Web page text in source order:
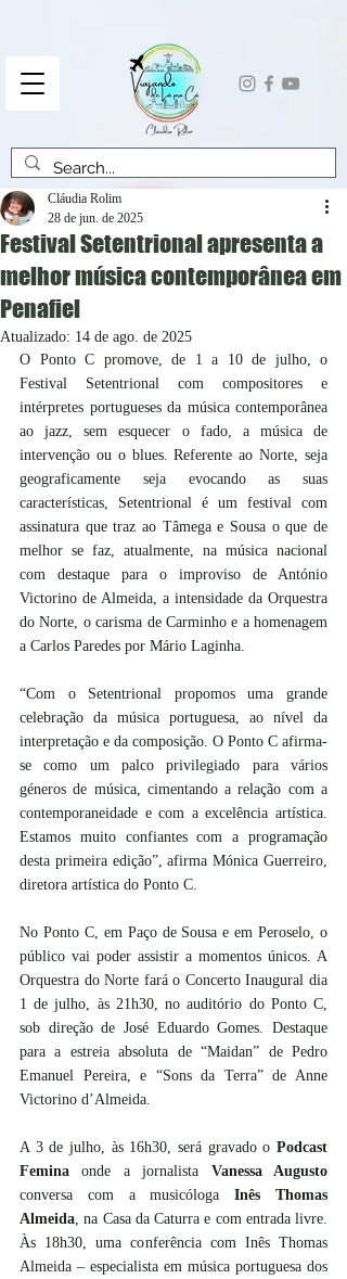
Festival Setentrional apresenta a
melhor música contemporânea em
Penafiel
Cláudia Rolim
28 de jun. de 2025
Atualizado: 14 de ago. de 2025
O Ponto C promove, de 1 a 10 de julho, o
Festival Setentrional com compositores e
intérpretes portugueses da música contemporânea
ao jazz, sem esquecer o fado, a música de
intervenção ou o blues. Referente ao Norte, seja
geograficamente seja evocando as suas
características, Setentrional é um festival com
assinatura que traz ao Tâmega e Sousa o que de
melhor se faz, atualmente, na música nacional
com destaque para o improviso de António
Victorino de Almeida, a intensidade da Orquestra
do Norte, o carisma de Carminho e a homenagem
a Carlos Paredes por Mário Laginha.
“Com o Setentrional propomos uma grande
celebração da música portuguesa, ao nível da
interpretação e da composição. O Ponto C afirma-
se como um palco privilegiado para vários
géneros de música, cimentando a relação com a
contemporaneidade e com a excelência artística.
Estamos muito confiantes com a programação
desta primeira edição”, afirma Mónica Guerreiro,
diretora artística do Ponto C.
No Ponto C, em Paço de Sousa e em Peroselo, o
público vai poder assistir a momentos únicos. A
Orquestra do Norte fará o Concerto Inaugural dia
1 de julho, às 21h30, no auditório do Ponto C,
sob direção de José Eduardo Gomes. Destaque
para a estreia absoluta de “Maidan” de Pedro
Emanuel Pereira, e “Sons da Terra” de Anne
Victorino d’Almeida.
A 3 de julho, às 16h30, será gravado o Podcast
Femina onde a jornalista Vanessa Augusto
conversa com a musicóloga Inês Thomas
Almeida, na Casa da Caturra e com entrada livre.
Às 18h30, uma conferência com Inês Thomas
Almeida – especialista em música portuguesa dos